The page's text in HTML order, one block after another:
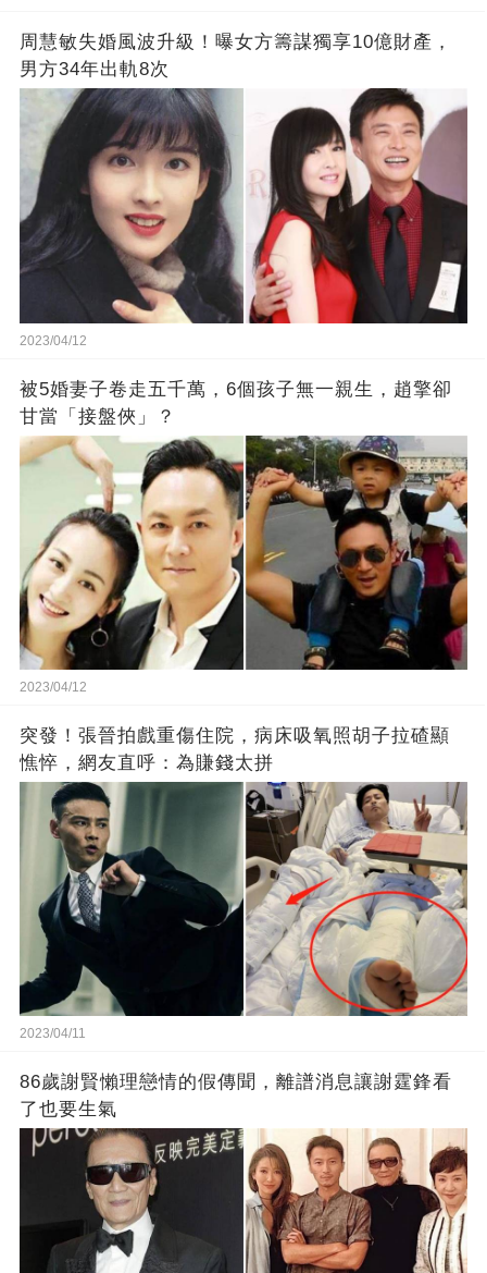
周慧敏失婚風波升級！曝女方籌謀獨享10億財產，
男方34年出軌8次
2023/04/12
被5婚妻子卷走五千萬，6個孩子無一親生，趙擎卻
甘當「接盤俠」？
2023/04/12
突發！張晉拍戲重傷住院，病床吸氧照胡子拉碴顯
憔悴，網友直呼：為賺錢太拼
2023/04/11
86歲謝賢懶理戀情的假傳聞，離譜消息讓謝霆鋒看
了也要生氣